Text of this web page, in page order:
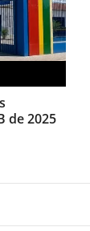
de 2025